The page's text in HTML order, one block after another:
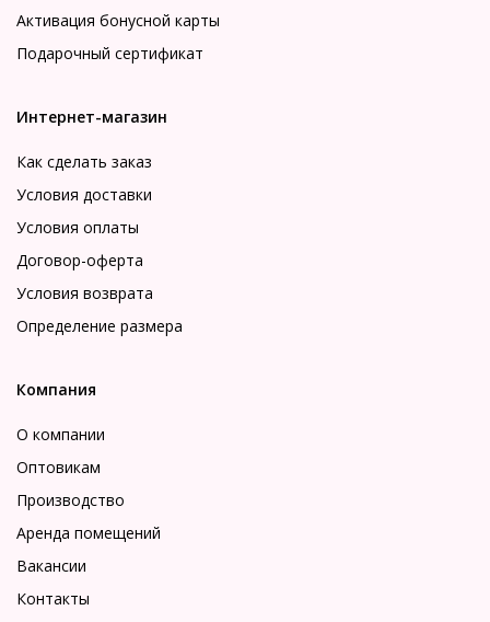
Активация бонусной карты
Подарочный сертификат
Интернет-магазин
Как сделать заказ
Условия доставки
Условия оплаты
Договор-оферта
Условия возврата
Определение размера
Компания
О компании
Оптовикам
Производство
Аренда помещений
Вакансии
Контакты